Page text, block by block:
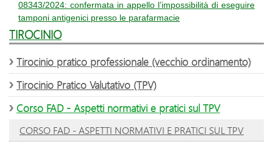
08343/2024: confermata in appello l’impossibilità di eseguire
tamponi antigenici presso le parafarmacie
TIROCINIO
Tirocinio pratico professionale (vecchio ordinamento)
Tirocinio Pratico Valutativo (TPV)
Corso FAD - Aspetti normativi e pratici sul TPV
CORSO FAD - ASPETTI NORMATIVI E PRATICI SUL TPV